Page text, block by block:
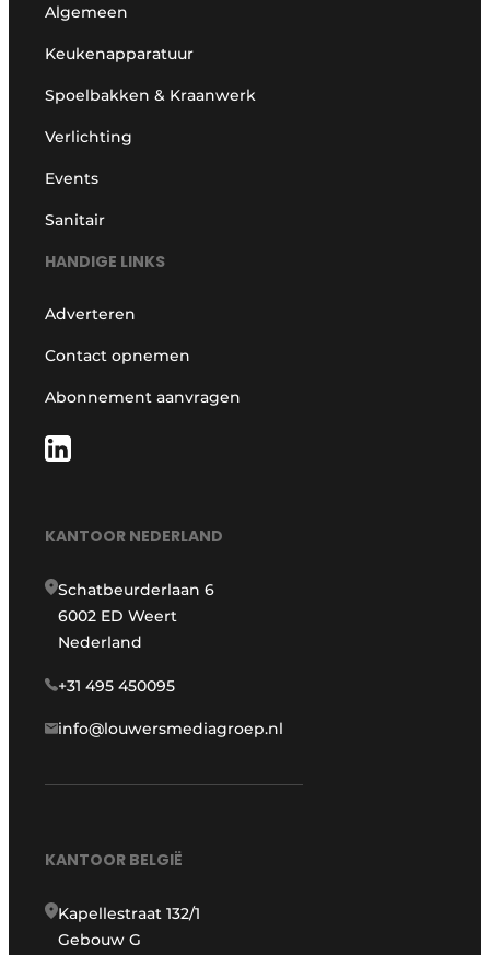
Algemeen
Keukenapparatuur
Spoelbakken & Kraanwerk
Verlichting
Events
Sanitair
HANDIGE LINKS
Adverteren
Contact opnemen
Abonnement aanvragen
KANTOOR NEDERLAND
Schatbeurderlaan 6
6002 ED Weert
Nederland
+31 495 450095
info@louwersmediagroep.nl
KANTOOR BELGIË
Kapellestraat 132/1
Gebouw G